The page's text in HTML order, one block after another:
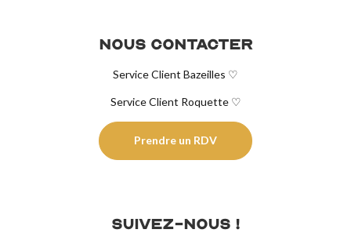
Nous contacter
Service Client Bazeilles ♡
Service Client Roquette ♡
Prendre un RDV
Suivez-nous !